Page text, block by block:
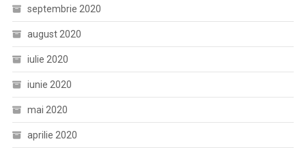
septembrie 2020
august 2020
iulie 2020
iunie 2020
mai 2020
aprilie 2020